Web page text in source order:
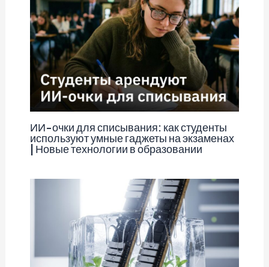
ИИ-очки для списывания: как студенты
используют умные гаджеты на экзаменах
| Новые технологии в образовании